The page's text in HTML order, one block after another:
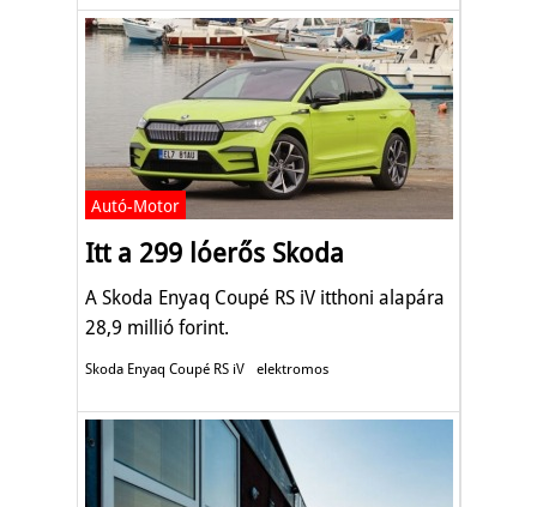
Autó-Motor
Itt a 299 lóerős Skoda
A Skoda Enyaq Coupé RS iV itthoni alapára
28,9 millió forint.
Skoda Enyaq Coupé RS iV elektromos